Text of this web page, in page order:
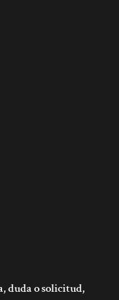
duda o solicitud,